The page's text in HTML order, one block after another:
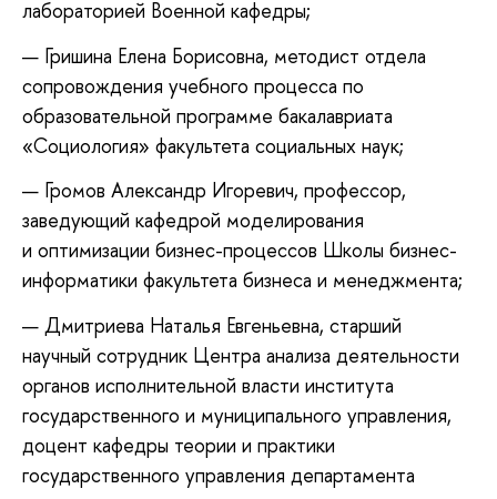
лабораторией Военной кафедры;
Гришина Елена Борисовна, методист отдела
сопровождения учебного процесса по
образовательной программе бакалавриата
«Социология» факультета социальных наук;
Громов Александр Игоревич, профессор,
заведующий кафедрой моделирования
и оптимизации бизнес-процессов Школы бизнес-
информатики факультета бизнеса и менеджмента;
Дмитриева Наталья Евгеньевна, старший
научный сотрудник Центра анализа деятельности
органов исполнительной власти института
государственного и муниципального управления,
доцент кафедры теории и практики
государственного управления департамента